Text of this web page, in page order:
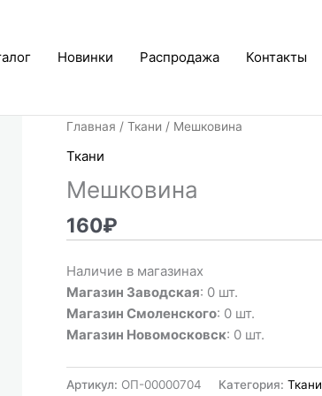
Новинки Распродажа Контакты
Главная /Ткани / Мешковина
Ткани
Мешковина
160₽
Наличие в магазинах
Магазин Заводская: 0 шт.
Магазин Смоленского: 0 шт.
Магазин Новомосковск: 0 шт.
Артикул: ОП-00000704 Категория:Ткани